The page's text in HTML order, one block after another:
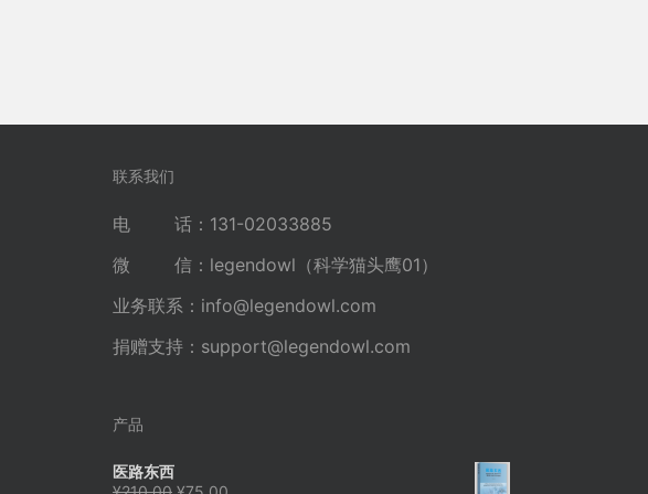
联系我们
电 话：131-02033885
微 信：legendowl（科学猫头鹰01）
业务联系： info@legendowl.com
捐赠支持： support@legendowl.com
产品
医路东西
原